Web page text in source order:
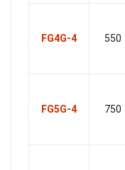
FG4G-4 550
FG5G-4 750